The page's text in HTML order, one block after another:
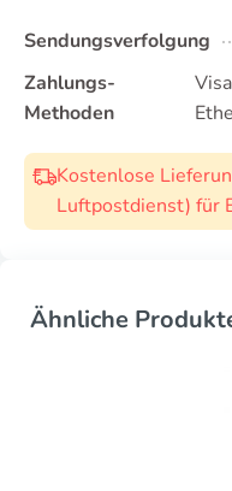
Sendungsverfolgung
Zahlungs-
Methoden
Kostenlose
Luftpostdienst) für
Ähnliche